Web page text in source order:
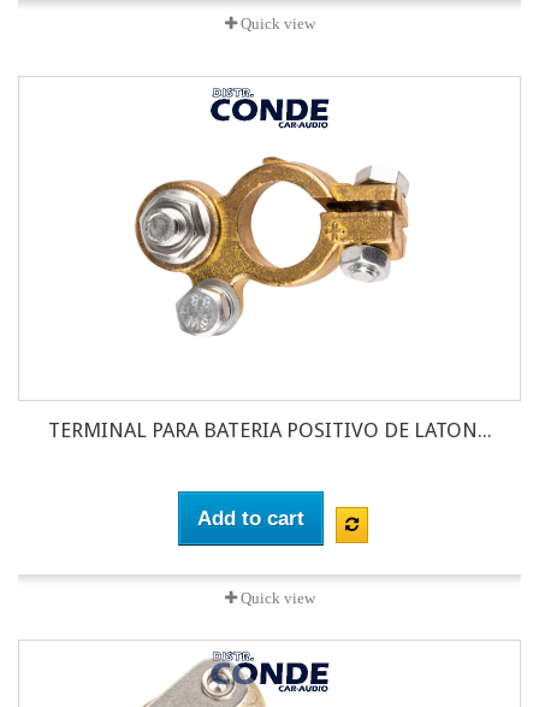
Quick view
TERMINAL PARA BATERIA POSITIVO DE LATON...
Add to cart
Quick view